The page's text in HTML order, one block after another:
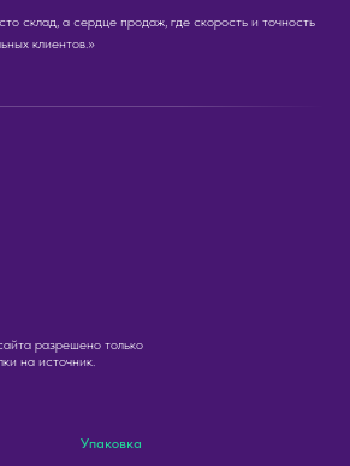
склад, а сердце продаж, где скорость и точность
клиентов.»
разрешено только
на источник.
Упаковка